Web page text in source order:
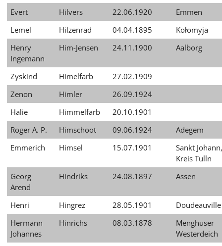
Evert Hilvers 22.06.1920
Emmen
Lemel
Hilzenrad 04.04.1895
Kołomyja
Henry
Ingemann
Him-Jensen 24.11.1900 Aalborg
Zyskind Himelfarb
27.02.1909
Zenon
Himler
26.09.1924
Halie
Himmelfarb
20.10.1901
Roger A. P.
Himschoot 09.06.1924
Adegem
Emmerich
Himsel 15.07.1901
Sankt Johann,
Kreis Tulln
Georg
Arend
Hindriks 24.08.1897 Assen
Henri Hingrez 28.05.1901
Doudeauville
Hermann
Johannes
Hinrichs 08.03.1878
Menghuser
Westerdeich